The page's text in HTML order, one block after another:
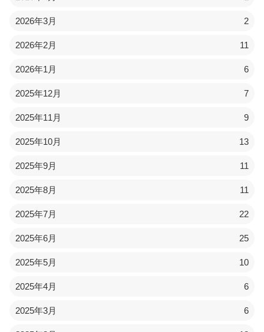
2026年3月 2
2026年2月 11
2026年1月 6
2025年12月 7
2025年11月 9
2025年10月 13
2025年9月 11
2025年8月 11
2025年7月 22
2025年6月 25
2025年5月 10
2025年4月 6
2025年3月 6